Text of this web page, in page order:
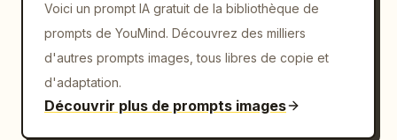
l'ordinateur portable, et faites en sorte que
l'image entière ressemble à une affiche
promotionnelle de personnage haut de gamme
dans le marketing de l'IA en milieu
professionnel.
Voici un prompt IA gratuit de la bibliothèque de
prompts de YouMind. Découvrez des milliers
d'autres prompts images, tous libres de copie et
d'adaptation.
Découvrir plus de prompts images